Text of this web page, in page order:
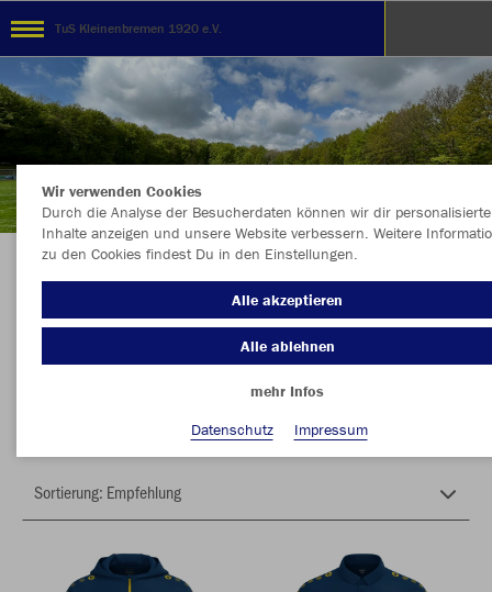
TuS Kleinenbremen 1920 e.V.
Herzlich Willkommen im Teamshop TuS
Kleinenbremen 1920 e.V.
Wir verwenden Cookies
Durch die Analyse der Besucherdaten können wir dir personalisierte
Inhalte anzeigen und unsere Website verbessern. Weitere
zu den Cookies findest Du in den Einstellungen.
Alle akzeptieren
Alle ablehnen
mehr Infos
Datenschutz
Impressum